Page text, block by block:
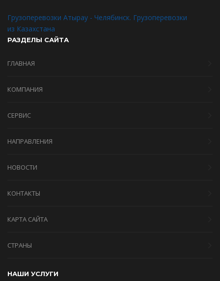
Грузоперевозки Атырау - Челябинск. Грузоперевозки
из Казахстана
РАЗДЕЛЫ САЙТА
ГЛАВНАЯ
КОМПАНИЯ
СЕРВИС
НАПРАВЛЕНИЯ
НОВОСТИ
КОНТАКТЫ
КАРТА САЙТА
СТРАНЫ
НАШИ УСЛУГИ